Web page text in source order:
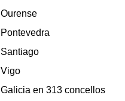
Ourense
Pontevedra
Santiago
Vigo
Galicia en 313 concellos